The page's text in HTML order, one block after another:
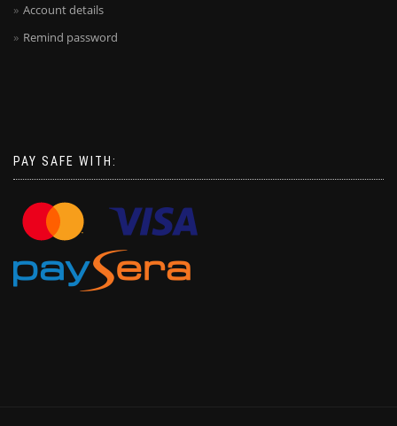
Account details
Remind password
PAY SAFE WITH: